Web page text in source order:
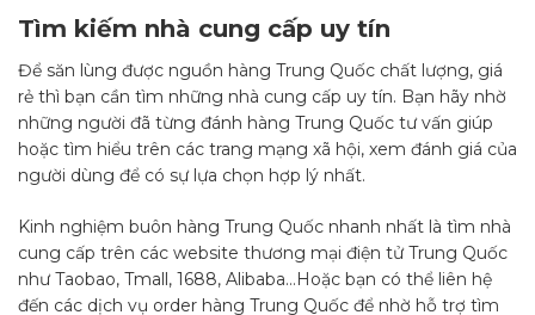
Tìm kiếm nhà cung cấp uy tín
Để săn lùng được nguồn hàng Trung Quốc chất lượng, giá
rẻ thì bạn cần tìm những nhà cung cấp uy tín. Bạn hãy nhờ
những người đã từng đánh hàng Trung Quốc tư vấn giúp
hoặc tìm hiểu trên các trang mạng xã hội, xem đánh giá của
người dùng để có sự lựa chọn hợp lý nhất.
Kinh nghiệm buôn hàng Trung Quốc nhanh nhất là tìm nhà
cung cấp trên các website thương mại điện tử Trung Quốc
như Taobao, Tmall, 1688, Alibaba…Hoặc bạn có thể liên hệ
đến các dịch vụ order hàng Trung Quốc để nhờ hỗ trợ tìm